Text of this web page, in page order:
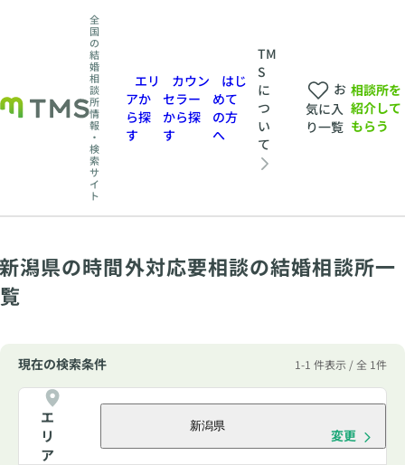
全
国
の
結
婚
相
談
所
情
報
・
検
索
サ
イ
ト
エリ
アか
ら探
す
カウン
セラー
から探
す
はじ
めて
の方
へ
TM
S
に
つ
い
て
お
気に入
り一覧
相談所を
紹介して
もらう
潟県の時間外対応要相談の結婚相談所一
覧
現在の検索条件 1-1 件表示 / 全 1件
エ
リ
ア
新潟県
変更